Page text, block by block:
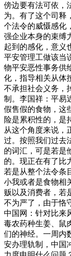
傍边要有法可依，
为。有了这个司释
个法令的威慑感化
强企业本身的束缚
起到的感化，意义
平安管理工做该当
物平安恶性事务供
化，指导相关从体
不承担社会义务，
制。李国祥：平易
假售假的食物，这
险是累积性的，是
从这个角度来说，
过。按照我们过去
的词汇，可是若是
的。现正在有了比
若是从整个法令条
小我或者是食物相
贩以及消费者，若
不为严了，由于恪
中国网：针对比来
毒农药种生姜、鼠
们的神经。一周内
安办理轨制，中国